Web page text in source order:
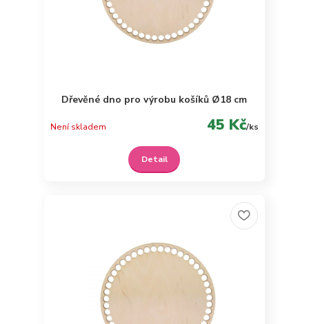
Dřevěné dno pro výrobu košíků Ø18 cm
45 Kč/ks
Není skladem
Detail